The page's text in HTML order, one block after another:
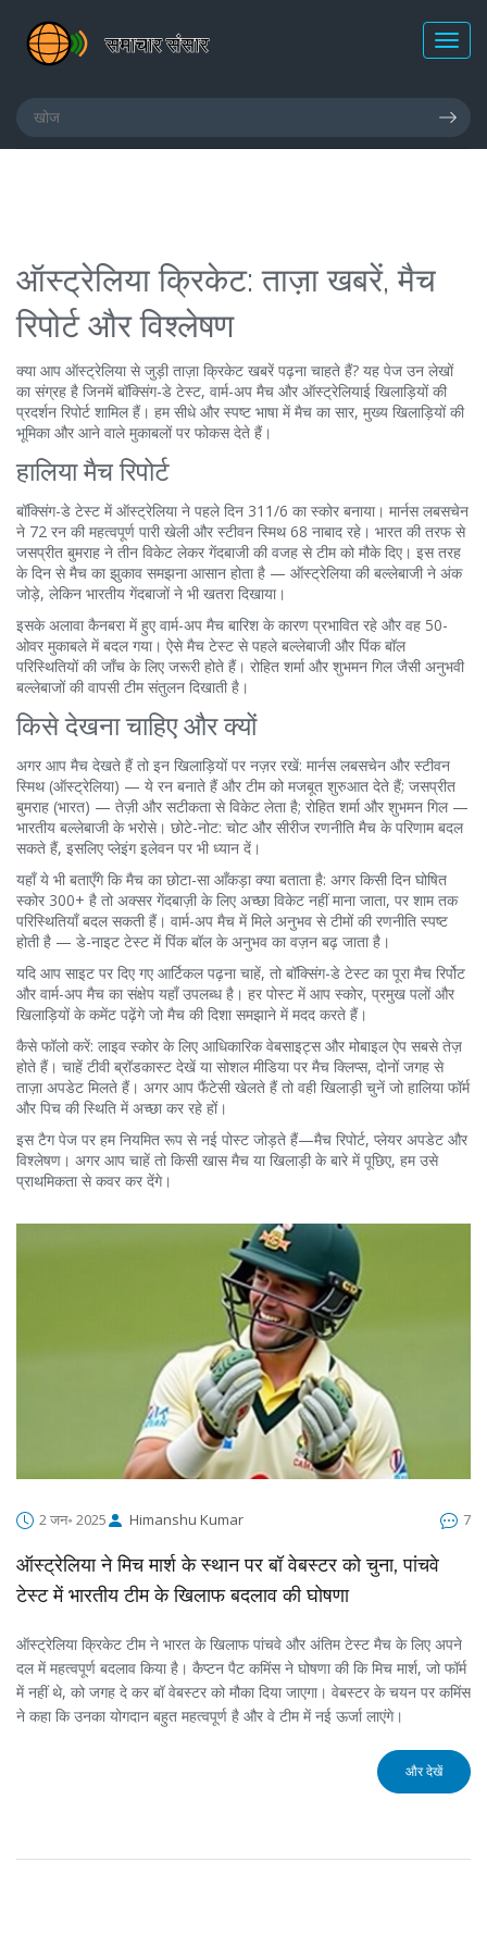
ऑस्ट्रेलिया क्रिकेट: ताज़ा खबरें, मैच
रिपोर्ट और विश्लेषण
क्या आप ऑस्ट्रेलिया से जुड़ी ताज़ा क्रिकेट खबरें पढ़ना चाहते हैं? यह पेज उन लेखों
का संग्रह है जिनमें बॉक्सिंग-डे टेस्ट, वार्म-अप मैच और ऑस्ट्रेलियाई खिलाड़ियों की
प्रदर्शन रिपोर्ट शामिल हैं। हम सीधे और स्पष्ट भाषा में मैच का सार, मुख्य खिलाड़ियों की
भूमिका और आने वाले मुकाबलों पर फोकस देते हैं।
हालिया मैच रिपोर्ट
बॉक्सिंग-डे टेस्ट में ऑस्ट्रेलिया ने पहले दिन 311/6 का स्कोर बनाया। मार्नस लबसचेन
ने 72 रन की महत्वपूर्ण पारी खेली और स्टीवन स्मिथ 68 नाबाद रहे। भारत की तरफ से
जसप्रीत बुमराह ने तीन विकेट लेकर गेंदबाजी की वजह से टीम को मौके दिए। इस तरह
के दिन से मैच का झुकाव समझना आसान होता है — ऑस्ट्रेलिया की बल्लेबाजी ने अंक
जोड़े, लेकिन भारतीय गेंदबाजों ने भी खतरा दिखाया।
इसके अलावा कैनबरा में हुए वार्म-अप मैच बारिश के कारण प्रभावित रहे और वह 50-
ओवर मुकाबले में बदल गया। ऐसे मैच टेस्ट से पहले बल्लेबाजी और पिंक बॉल
परिस्थितियों की जाँच के लिए जरूरी होते हैं। रोहित शर्मा और शुभमन गिल जैसी अनुभवी
बल्लेबाजों की वापसी टीम संतुलन दिखाती है।
किसे देखना चाहिए और क्यों
अगर आप मैच देखते हैं तो इन खिलाड़ियों पर नज़र रखें: मार्नस लबसचेन और स्टीवन
स्मिथ (ऑस्ट्रेलिया) — ये रन बनाते हैं और टीम को मजबूत शुरुआत देते हैं; जसप्रीत
बुमराह (भारत) — तेज़ी और सटीकता से विकेट लेता है; रोहित शर्मा और शुभमन गिल —
भारतीय बल्लेबाजी के भरोसे। छोटे-नोट: चोट और सीरीज रणनीति मैच के परिणाम बदल
सकते हैं, इसलिए प्लेइंग इलेवन पर भी ध्यान दें।
यहाँ ये भी बताएँगे कि मैच का छोटा-सा आँकड़ा क्या बताता है: अगर किसी दिन घोषित
स्कोर 300+ है तो अक्सर गेंदबाज़ी के लिए अच्छा विकेट नहीं माना जाता, पर शाम तक
परिस्थितियाँ बदल सकती हैं। वार्म-अप मैच में मिले अनुभव से टीमों की रणनीति स्पष्ट
होती है — डे-नाइट टेस्ट में पिंक बॉल के अनुभव का वज़न बढ़ जाता है।
यदि आप साइट पर दिए गए आर्टिकल पढ़ना चाहें, तो बॉक्सिंग-डे टेस्ट का पूरा मैच रिर्पोट
और वार्म-अप मैच का संक्षेप यहाँ उपलब्ध है। हर पोस्ट में आप स्कोर, प्रमुख पलों और
खिलाड़ियों के कमेंट पढ़ेंगे जो मैच की दिशा समझाने में मदद करते हैं।
कैसे फॉलो करें: लाइव स्कोर के लिए आधिकारिक वेबसाइट्स और मोबाइल ऐप सबसे तेज़
होते हैं। चाहें टीवी ब्रॉडकास्ट देखें या सोशल मीडिया पर मैच क्लिप्स, दोनों जगह से
ताज़ा अपडेट मिलते हैं। अगर आप फैंटेसी खेलते हैं तो वही खिलाड़ी चुनें जो हालिया फॉर्म
और पिच की स्थिति में अच्छा कर रहे हों।
इस टैग पेज पर हम नियमित रूप से नई पोस्ट जोड़ते हैं—मैच रिपोर्ट, प्लेयर अपडेट और
विश्लेषण। अगर आप चाहें तो किसी खास मैच या खिलाड़ी के बारे में पूछिए, हम उसे
प्राथमिकता से कवर कर देंगे।
2 जन॰ 2025 Himanshu Kumar 7
ऑस्ट्रेलिया ने मिच मार्श के स्थान पर बॉ वेबस्टर को चुना, पांचवे
टेस्ट में भारतीय टीम के खिलाफ बदलाव की घोषणा
ऑस्ट्रेलिया क्रिकेट टीम ने भारत के खिलाफ पांचवे और अंतिम टेस्ट मैच के लिए अपने
दल में महत्वपूर्ण बदलाव किया है। कैप्टन पैट कमिंस ने घोषणा की कि मिच मार्श, जो फॉर्म
में नहीं थे, को जगह दे कर बॉ वेबस्टर को मौका दिया जाएगा। वेबस्टर के चयन पर कमिंस
ने कहा कि उनका योगदान बहुत महत्वपूर्ण है और वे टीम में नई ऊर्जा लाएंगे।
और देखें